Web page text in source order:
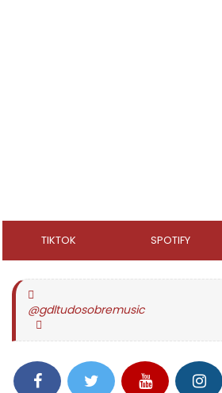
TIKTOK SPOTIFY
@gdltudosobremusic